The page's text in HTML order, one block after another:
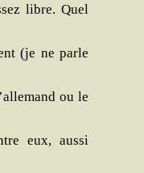
libre. Quel
(je ne parle
ou le
eux, aus­si